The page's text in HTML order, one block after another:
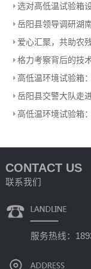
CONTACT US
联系我们
服务热线：